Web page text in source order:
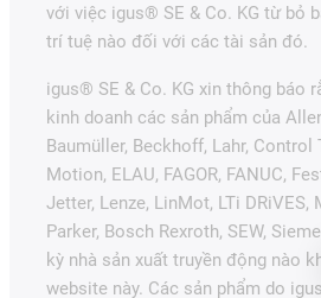
với việc igus® SE & Co. KG từ bỏ
trí tuệ nào đối với các tài sản đó.
igus® SE & Co. KG xin thông báo
kinh doanh các sản phẩm của
Baumüller, Beckhoff, Lahr, Control
Motion, ELAU, FAGOR, FANUC,
Jetter, Lenze, LinMot, LTi DRiVES,
Parker, Bosch Rexroth, SEW,
kỳ nhà sản xuất truyền động nào
website này. Các sản phẩm do